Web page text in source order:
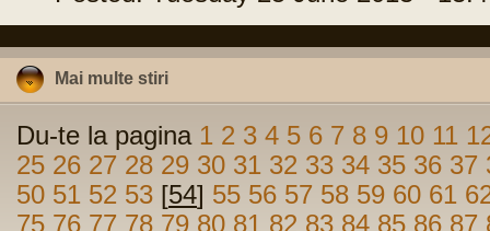
Mai multe stiri
Du-te la pagina 1 2 3 4 5 6 7 8 9 10 11
25 26 27 28 29 30 31 32 33 34 35 36 37
50 51 52 53 [54] 55 56 57 58 59 60 61
75 76 77 78 79 80 81 82 83 84 85 86 87